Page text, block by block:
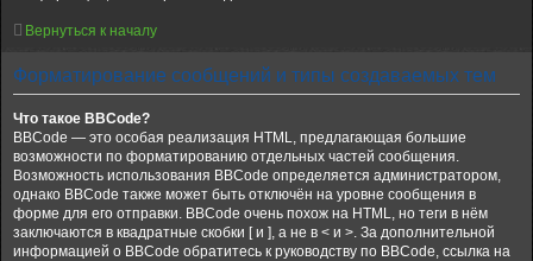
Вернуться к началу
Форматирование сообщений и типы создаваемых тем
Что такое BBCode?
BBCode — это особая реализация HTML, предлагающая большие
возможности по форматированию отдельных частей сообщения.
Возможность использования BBCode определяется администратором,
однако BBCode также может быть отключён на уровне сообщения в
форме для его отправки. BBCode очень похож на HTML, но теги в нём
заключаются в квадратные скобки [ и ], а не в < и >. За дополнительной
информацией о BBCode обратитесь к руководству по BBCode, ссылка на